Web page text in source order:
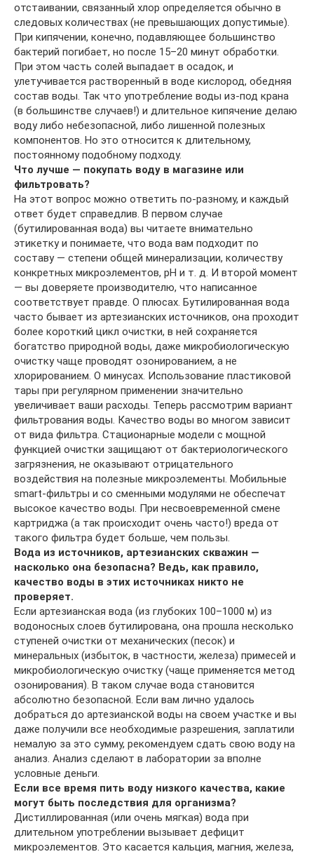
отстаивании, связанный хлор определяется обычно в
следовых количествах (не превышающих допустимые).
При кипячении, конечно, подавляющее большинство
бактерий погибает, но после 15–20 минут обработки.
При этом часть солей выпадает в осадок, и
улетучивается растворенный в воде кислород, обедняя
состав воды. Так что употребление воды из-под крана
(в большинстве случаев!) и длительное кипячение делаю
воду либо небезопасной, либо лишенной полезных
компонентов. Но это относится к длительному,
постоянному подобному подходу.
Что лучше — покупать воду в магазине или
фильтровать?
На этот вопрос можно ответить по-разному, и каждый
ответ будет справедлив. В первом случае
(бутилированная вода) вы читаете внимательно
этикетку и понимаете, что вода вам подходит по
составу — степени общей минерализации, количеству
конкретных микроэлементов, рН и т. д. И второй момент
— вы доверяете производителю, что написанное
соответствует правде. О плюсах. Бутилированная вода
часто бывает из артезианских источников, она проходит
более короткий цикл очистки, в ней сохраняется
богатство природной воды, даже микробиологическую
очистку чаще проводят озонированием, а не
хлорированием. О минусах. Использование пластиковой
тары при регулярном применении значительно
увеличивает ваши расходы. Теперь рассмотрим вариант
фильтрования воды. Качество воды во многом зависит
от вида фильтра. Стационарные модели с мощной
функцией очистки защищают от бактериологического
загрязнения, не оказывают отрицательного
воздействия на полезные микроэлементы. Мобильные
smart-фильтры и со сменными модулями не обеспечат
высокое качество воды. При несвоевременной смене
картриджа (а так происходит очень часто!) вреда от
такого фильтра будет больше, чем пользы.
Вода из источников, артезианских скважин —
насколько она безопасна? Ведь, как правило,
качество воды в этих источниках никто не
проверяет.
Если артезианская вода (из глубоких 100–1000 м) из
водоносных слоев бутилирована, она прошла несколько
ступеней очистки от механических (песок) и
минеральных (избыток, в частности, железа) примесей и
микробиологическую очистку (чаще применяется метод
озонирования). В таком случае вода становится
абсолютно безопасной. Если вам лично удалось
добраться до артезианской воды на своем участке и вы
даже получили все необходимые разрешения, заплатили
немалую за это сумму, рекомендуем сдать свою воду на
анализ. Анализ сделают в лаборатории за вполне
условные деньги.
Если все время пить воду низкого качества, какие
могут быть последствия для организма?
Дистиллированная (или очень мягкая) вода при
длительном употреблении вызывает дефицит
микроэлементов. Это касается кальция, магния, железа,